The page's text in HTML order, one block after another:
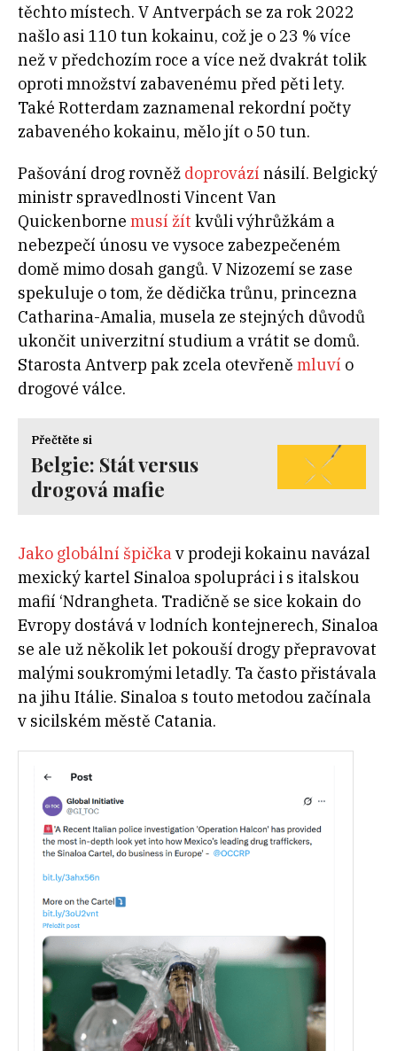
těchto místech. V Antverpách se za rok 2022
našlo asi 110 tun kokainu, což je o 23 % více
než v předchozím roce a více než dvakrát tolik
oproti množství zabavenému před pěti lety.
Také Rotterdam zaznamenal rekordní počty
zabaveného kokainu, mělo jít o 50 tun.
Pašování drog rovněž doprovází násilí. Belgický
ministr spravedlnosti Vincent Van
Quickenborne musí žít kvůli výhrůžkám a
nebezpečí únosu ve vysoce zabezpečeném
domě mimo dosah gangů. V Nizozemí se zase
spekuluje o tom, že dědička trůnu, princezna
Catharina-Amalia, musela ze stejných důvodů
ukončit univerzitní studium a vrátit se domů.
Starosta Antverp pak zcela otevřeně mluví o
drogové válce.
Přečtěte si
Belgie: Stát versus
drogová mafie
Jako globální špičkav prodeji kokainu navázal
mexický kartel Sinaloa spolupráci i s italskou
mafií ‘Ndrangheta. Tradičně se sice kokain do
Evropy dostává v lodních kontejnerech, Sinaloa
se ale už několik let pokouší drogy přepravovat
malými soukromými letadly. Ta často přistávala
na jihu Itálie. Sinaloa s touto metodou začínala
v sicilském městě Catania.